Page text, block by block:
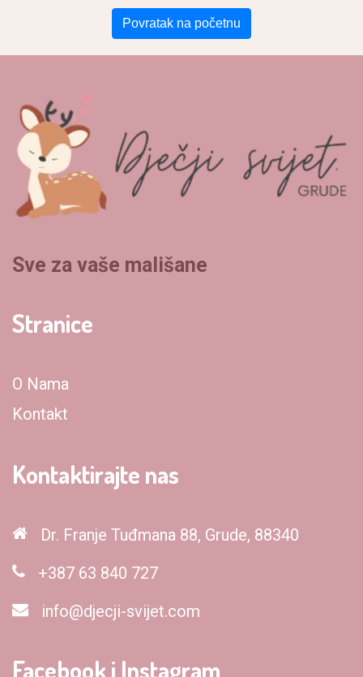
Povratak na početnu
Sve za vaše mališane
Stranice
O Nama
Kontakt
Kontaktirajte nas
Dr. Franje Tuđmana 88, Grude, 88340
+387 63 840 727
info@djecji-svijet.com
Facebook i Instagram